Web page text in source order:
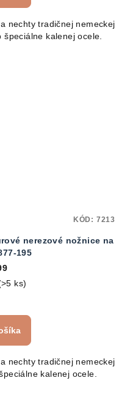
nechty tradičnej nemeckej
špeciálne kalenej ocele.
nerezové nožnice na
195
ks)
nechty tradičnej nemeckej
kalenej ocele.
KÓD: 7213